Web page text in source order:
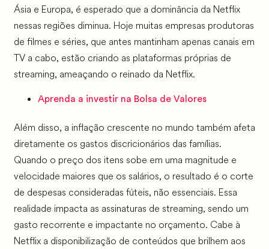
Ásia e Europa, é esperado que a dominância da Netflix
nessas regiões diminua. Hoje muitas empresas produtoras
de filmes e séries, que antes mantinham apenas canais em
TV a cabo, estão criando as plataformas próprias de
streaming, ameaçando o reinado da Netflix.
Aprenda a investir na Bolsa de Valores
Além disso, a inflação crescente no mundo também afeta
diretamente os gastos discricionários das famílias.
Quando o preço dos itens sobe em uma magnitude e
velocidade maiores que os salários, o resultado é o corte
de despesas consideradas fúteis, não essenciais. Essa
realidade impacta as assinaturas de streaming, sendo um
gasto recorrente e impactante no orçamento. Cabe à
Netflix a disponibilização de conteúdos que brilhem aos